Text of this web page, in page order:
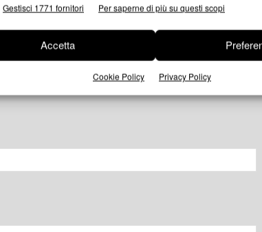
Gestisci 1771 fornitori Per saperne di più su questi scopi
Accetta
Cookie Policy Privacy Policy